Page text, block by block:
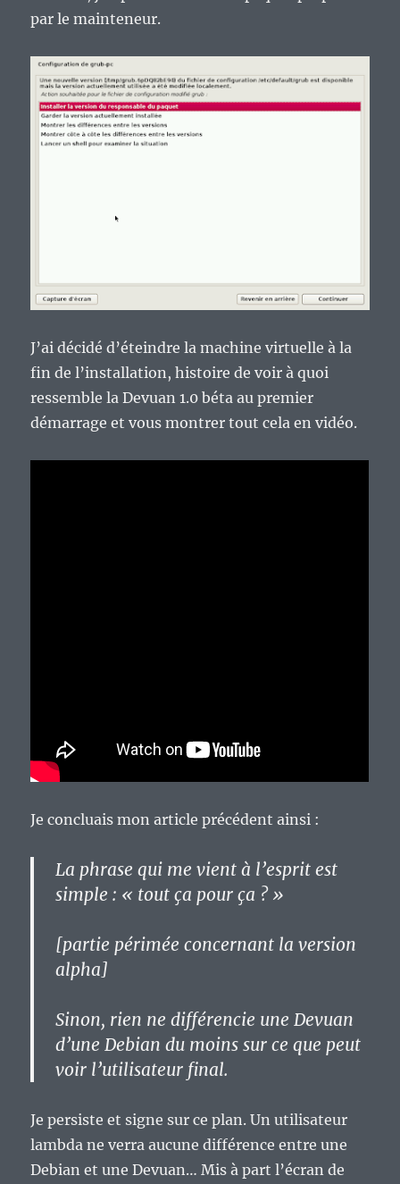
par le mainteneur.
J’ai décidé d’éteindre la machine virtuelle à la
fin de l’installation, histoire de voir à quoi
ressemble la Devuan 1.0 béta au premier
démarrage et vous montrer tout cela en vidéo.
Je concluais mon article précédent ainsi :
La phrase qui me vient à l’esprit est
simple : « tout ça pour ça ? »
[partie périmée concernant la version
alpha]
Sinon, rien ne différencie une Devuan
d’une Debian du moins sur ce que peut
voir l’utilisateur final.
Je persiste et signe sur ce plan. Un utilisateur
lambda ne verra aucune différence entre une
Debian et une Devuan… Mis à part l’écran de